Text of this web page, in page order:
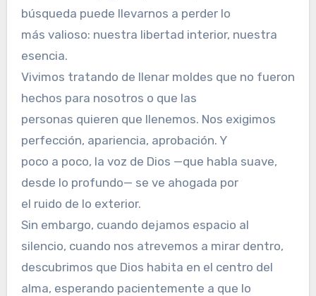
búsqueda puede llevarnos a perder lo
más valioso: nuestra libertad interior, nuestra
esencia.
Vivimos tratando de llenar moldes que no fueron
hechos para nosotros o que las
personas quieren que llenemos. Nos exigimos
perfección, apariencia, aprobación. Y
poco a poco, la voz de Dios —que habla suave,
desde lo profundo— se ve ahogada por
el ruido de lo exterior.
Sin embargo, cuando dejamos espacio al
silencio, cuando nos atrevemos a mirar dentro,
descubrimos que Dios habita en el centro del
alma, esperando pacientemente a que lo